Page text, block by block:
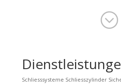
;
Schliesssysteme Schliesszylinder